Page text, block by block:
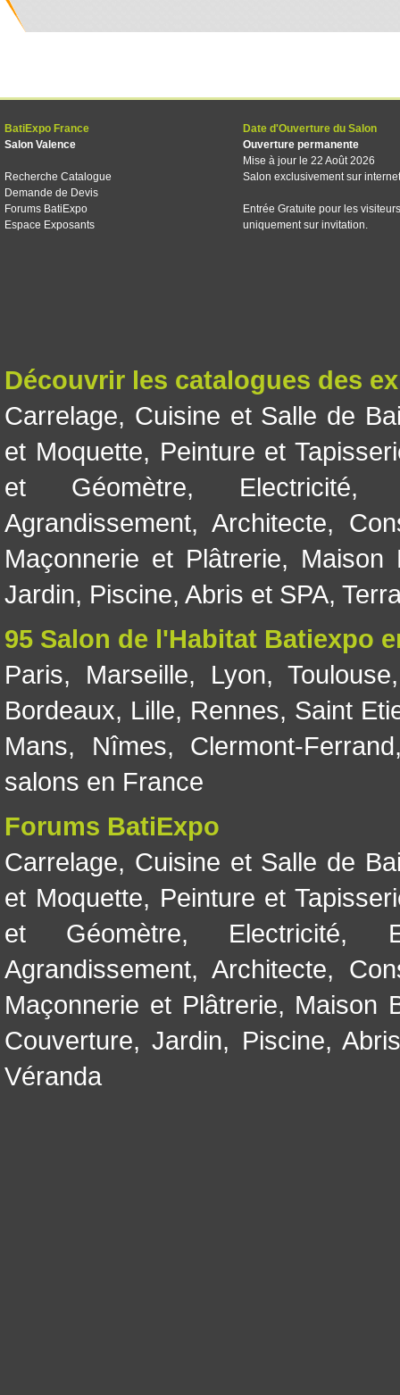
BatiExpo France
Salon Valence
Recherche Catalogue
Demande de Devis
Forums BatiExpo
Espace Exposants
Date d'Ouverture du Salon
Ouverture permanente
Mise à jour le 22 Août 2026
Salon exclusivement sur internet
Entrée Gratuite pour les visiteurs
uniquement sur invitation.
Découvrir les catalogues des
Carrelage, Cuisine et Salle de
et Moquette, Peinture et
et Géomètre, Electricité
Agrandissement, Architecte,
Maçonnerie et Plâtrerie, Maison
Jardin, Piscine, Abris et SPA,
95 Salon de l'Habitat Batiexpo
Paris, Marseille, Lyon, Toulouse
Bordeaux, Lille, Rennes, Saint
Mans, Nîmes, Clermont-Ferrand
salons en France
Forums BatiExpo
Carrelage, Cuisine et Salle de
et Moquette, Peinture et
et Géomètre, Electricité,
Agrandissement, Architecte,
Maçonnerie et Plâtrerie, Maison
Couverture,Jardin, Piscine,
Véranda